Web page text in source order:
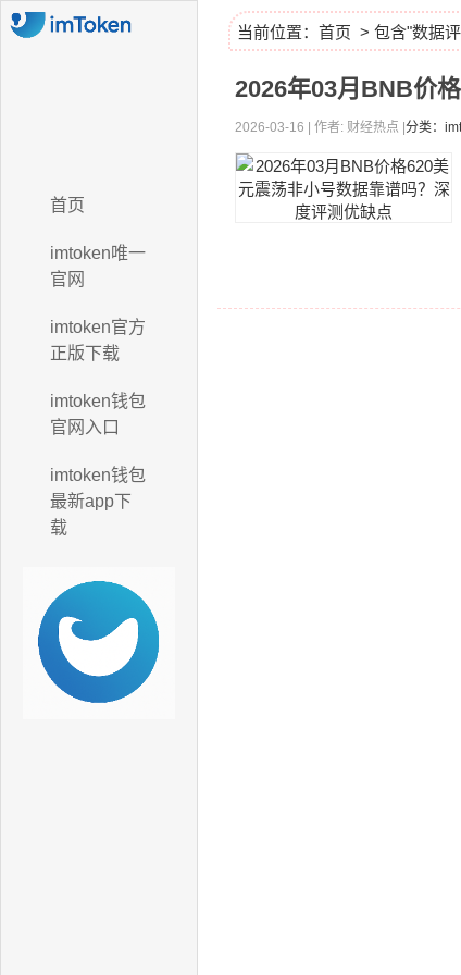
首页
imtoken唯一
官网
imtoken官方
正版下载
imtoken钱包
官网入口
imtoken钱包
最新app下
载
当前位置： 首页 > 包含"数据
2026年03月BNB价
2026-03-16 | 作者: 财经热点 | 分类：